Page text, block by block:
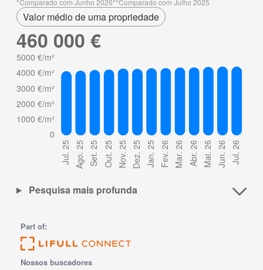
Comparado com Junho 2026 Comparado com Julho 2025
Valor médio de uma propriedade
460 000 €
Pesquisa mais profunda
Part of:
Nossos buscadores